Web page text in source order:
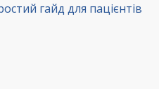
гайд для пацієнтів